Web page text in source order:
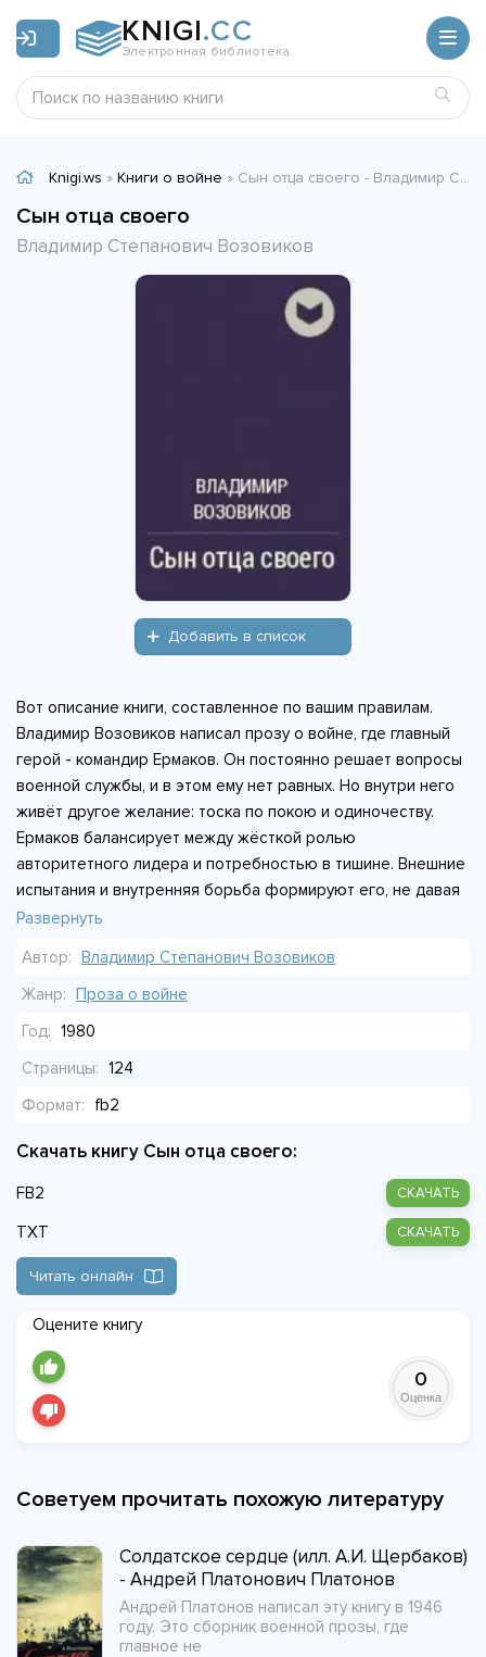
KNIGI.CC
Электронная библиотека
Knigi.ws » Книги о войне » Сын отца своего - Владимир Степанович Возовиков
Сын отца своего
Владимир Степанович Возовиков
Добавить в список
Вот описание книги, составленное по вашим правилам.
Владимир Возовиков написал прозу о войне, где главный
герой - командир Ермаков. Он постоянно решает вопросы
военной службы, и в этом ему нет равных. Но внутри него
живёт другое желание: тоска по покою и одиночеству.
Ермаков балансирует между жёсткой ролью
авторитетного лидера и потребностью в тишине. Внешние
испытания и внутренняя борьба формируют его, не давая
расслабиться ни на минуту. Это история о солдате,
один. В конце концов, он остаётся наедине с гудящей
тишиной в пустом штабе, где слышно только, как ходит
маятник часов.
Развернуть
Автор: Владимир Степанович Возовиков
Жанр: Проза о войне
Год: 1980
Страницы: 124
Формат:
fb2
Скачать книгу Сын отца своего:
FB2 СКАЧАТЬ
TXT СКАЧАТЬ
Читать онлайн
Оцените книгу
0
Оценка
Советуем прочитать похожую литературу
Солдатское сердце (илл. А.И. Щербаков)
- Андрей Платонович Платонов
Андрей Платонов написал эту книгу в 1946
году. Это сборник военной прозы, где
главное не